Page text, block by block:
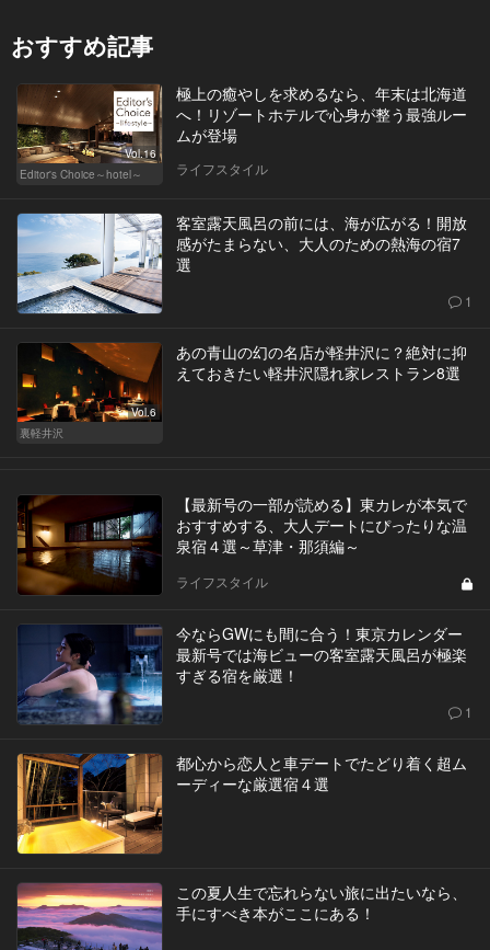
おすすめ記事
Vol.16
Editor's Choice～hotel～
極上の癒やしを求めるなら、年末は北海道
へ！リゾートホテルで心身が整う最強ルー
ムが登場
ライフスタイル
客室露天風呂の前には、海が広がる！開放
感がたまらない、大人のための熱海の宿7
選
1
Vol.6
裏軽井沢
あの青山の幻の名店が軽井沢に？絶対に抑
えておきたい軽井沢隠れ家レストラン8選
【最新号の一部が読める】東カレが本気で
おすすめする、大人デートにぴったりな温
泉宿４選～草津・那須編～
ライフスタイル
今ならGWにも間に合う！東京カレンダー
最新号では海ビューの客室露天風呂が極楽
すぎる宿を厳選！
1
都心から恋人と車デートでたどり着く超ム
ーディーな厳選宿４選
この夏人生で忘れらない旅に出たいなら、
手にすべき本がここにある！